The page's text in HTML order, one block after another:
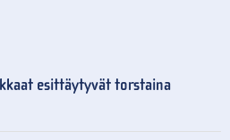
esittäytyvät torstaina